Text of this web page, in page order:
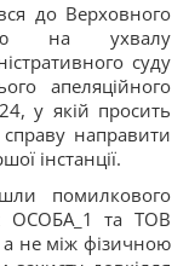
до Верховного
на ухвалу
суду
апеляційного
у якій просить
справу направити
інстанції.
помилкового
ОСОБА_1 та ТОВ
не між фізичною